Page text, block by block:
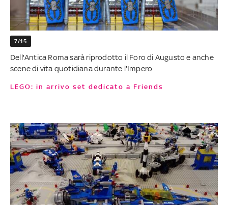
7/15
Dell'Antica Roma sarà riprodotto il Foro di Augusto e anche
scene di vita quotidiana durante l'Impero
LEGO: in arrivo set dedicato a Friends